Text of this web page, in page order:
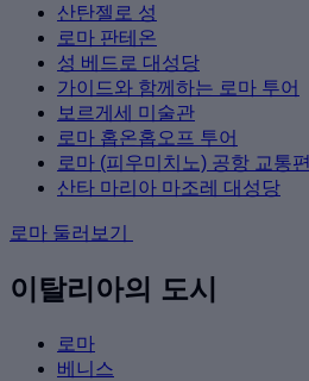
산탄젤로 성
로마 판테온
성 베드로 대성당
가이드와 함께하는 로마 투어
보르게세 미술관
로마 홉온홉오프 투어
로마 (피우미치노) 공항 교통편
산타 마리아 마조레 대성당
로마 둘러보기
이탈리아의 도시
로마
베니스